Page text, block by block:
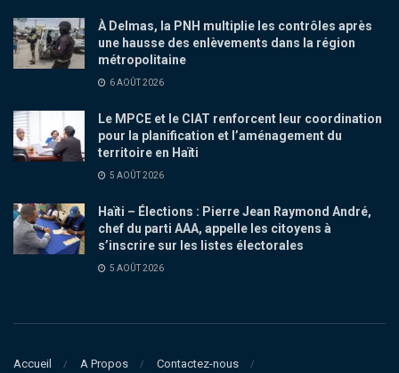
À Delmas, la PNH multiplie les contrôles après
une hausse des enlèvements dans la région
métropolitaine
6 AOÛT 2026
Le MPCE et le CIAT renforcent leur coordination
pour la planification et l’aménagement du
territoire en Haïti
5 AOÛT 2026
Haïti – Élections : Pierre Jean Raymond André,
chef du parti AAA, appelle les citoyens à
s’inscrire sur les listes électorales
5 AOÛT 2026
Accueil A Propos Contactez-nous